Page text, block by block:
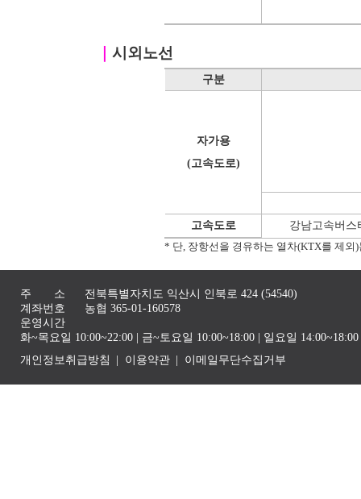
시외노선
구분
자가용
(고속도로)
고속도로
강남고속버스
* 단, 장항선을 경유하는 열차(KTX를 제외
주 소
전북특별자치도 익산시 인북로 424 (54540)
계좌번호
농협 365-01-160578
운영시간
화~목요일 10:00~22:00 | 금~토요일 10:00~18:00 | 일요일
개인정보취급방침
이용약관 이메일무단수집거부